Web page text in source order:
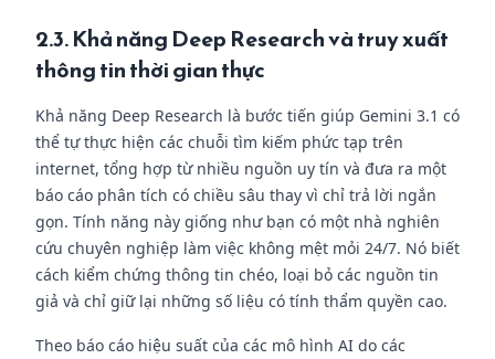
2.3. Khả năng Deep Research và truy xuất
thông tin thời gian thực
Khả năng Deep Research là bước tiến giúp Gemini 3.1 có
thể tự thực hiện các chuỗi tìm kiếm phức tạp trên
internet, tổng hợp từ nhiều nguồn uy tín và đưa ra một
báo cáo phân tích có chiều sâu thay vì chỉ trả lời ngắn
gọn. Tính năng này giống như bạn có một nhà nghiên
cứu chuyên nghiệp làm việc không mệt mỏi 24/7. Nó biết
cách kiểm chứng thông tin chéo, loại bỏ các nguồn tin
giả và chỉ giữ lại những số liệu có tính thẩm quyền cao.
Theo báo cáo hiệu suất của các mô hình AI do các